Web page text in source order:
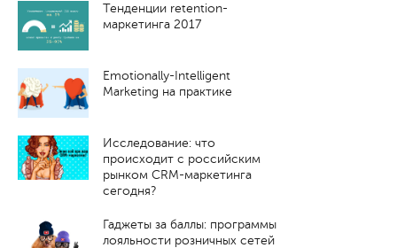
Тенденции retention-
маркетинга 2017
Emotionally-Intelligent
Marketing на практике
Исследование: что
происходит с российским
рынком CRM-маркетинга
сегодня?
Гаджеты за баллы: программы
лояльности розничных сетей